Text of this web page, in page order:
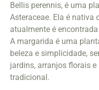
Bellis perennis, é uma
Asteraceae. Ela é nativa
atualmente é
A margarida é uma
beleza e simplicidade,
jardins, arranjos florais
tradicional.